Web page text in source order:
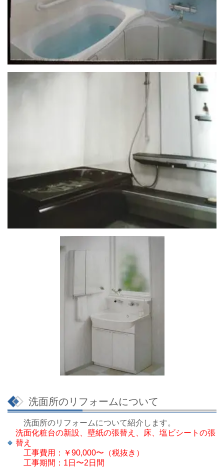
洗面所のリフォームについて
洗面所のリフォームについて紹介します。
洗面化粧台の新設、壁紙の張替え、床、塩ビシートの張
替え
工事費用：￥90,000〜（税抜き）
工事期間：1日〜2日間